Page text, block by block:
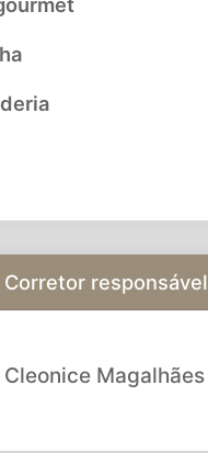
Corretor responsável
Cleonice Magalhães